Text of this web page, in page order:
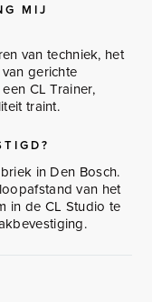
MIJ
van techniek, het
gerichte
CL Trainer,
traint.
in Den Bosch.
van het
in de CL Studio te